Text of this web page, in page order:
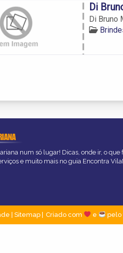
Di
Di Bruno
num só lugar! Dicas, onde ir, o que
e muito mais no guia Encontra
Sitemap Criado com e pelo